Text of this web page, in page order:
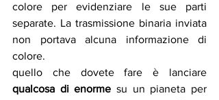
colore per evidenziare le sue parti
separate. La trasmissione binaria inviata
non portava alcuna informazione di
colore.
qualcosa di enorme su un pianeta per